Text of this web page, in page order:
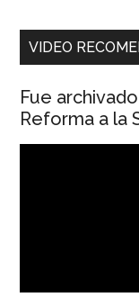
VIDEO
Fue
Reforma a la